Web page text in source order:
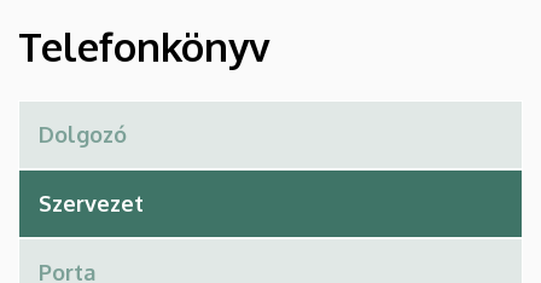
Diákkör
Telefonkönyv